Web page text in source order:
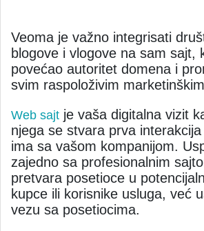
Veoma je važno integrisati
blogove i vlogove na sam sajt,
povećao autoritet domena i
svim raspoloživim
Web sajt je vaša digitalna vizit
njega se stvara prva
ima sa vašom kompanijom.
zajedno sa profesionalnim
pretvara posetioce u
kupce ili korisnike usluga, već
vezu sa posetiocima.